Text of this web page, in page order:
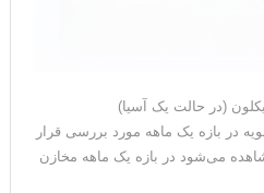
در بازه یک ماهه مورد بررسی قرار
همانطور که در شکل ۴ مشاهده می‌شود در بازه یک ماهه مخازن